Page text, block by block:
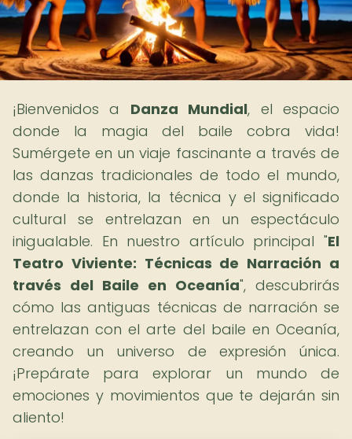
¡Bienvenidos a Danza Mundial, el espacio
donde la magia del baile cobra vida!
Sumérgete en un viaje fascinante a través de
las danzas tradicionales de todo el mundo,
donde la historia, la técnica y el significado
cultural se entrelazan en un espectáculo
inigualable. En nuestro artículo principal "El
Teatro Viviente: Técnicas de Narración a
través del Baile en Oceanía", descubrirás
cómo las antiguas técnicas de narración se
entrelazan con el arte del baile en Oceanía,
creando un universo de expresión única.
¡Prepárate para explorar un mundo de
emociones y movimientos que te dejarán sin
aliento!